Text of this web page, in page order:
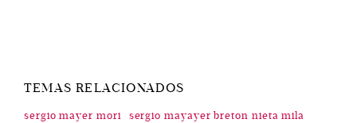
TEMAS RELACIONADOS
sergio mayer mori
sergio mayayer breton nieta mila